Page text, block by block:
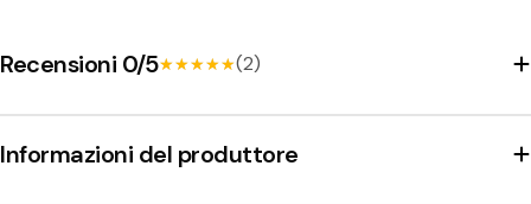
Recensioni 0/5★★★★★
★★★★★(2)
Informazioni del produttore